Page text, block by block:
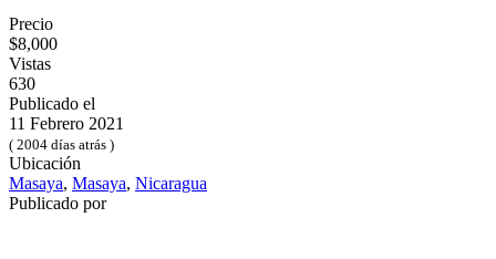
Precio
$8,000
Vistas
630
Publicado el
11 Febrero 2021
( 2004 días atrás )
Ubicación
Masaya, Masaya, Nicaragua
Publicado por